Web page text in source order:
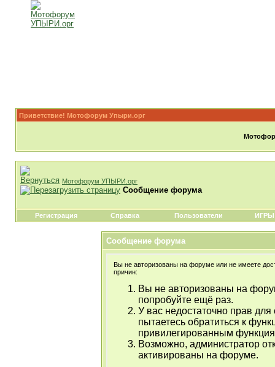
Приветствие! Мотофорум Упыри.орг
Мотофорум УПЫРИ.орг
Сообщение форума
Регистрация Справка Пользователи ИГРЫ
Сообщение форума
Вы не авторизованы на форуме или не имеете
причин:
Вы не авторизованы на
попробуйте ещё раз.
У вас недостаточно прав
пытаетесь обратиться к
привилегированным
Возможно, администратор
активированы на форуме.